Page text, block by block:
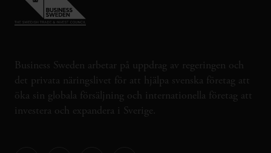
Business Sweden arbetar på uppdrag av regeringen och
det privata näringslivet för att hjälpa svenska företag att
öka sin globala försäljning och internationella företag att
investera och expandera i Sverige.